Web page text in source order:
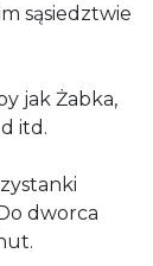
sąsiedztwie
jak Żabka,
itd.
dworca